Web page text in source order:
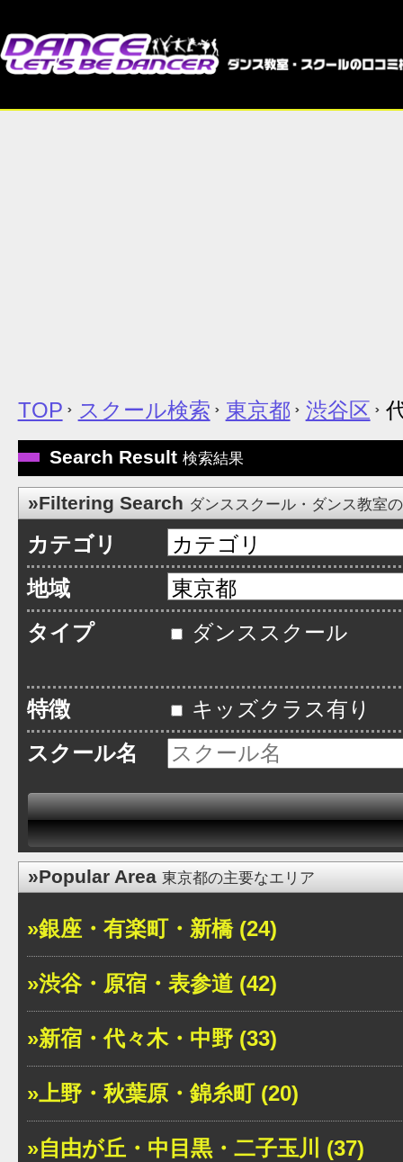
TOP スクール検索 東京都 渋谷区
Search Result 検索結果
»Filtering Search ダンススクール・ダンス教室
カテゴリ
地域
タイプ
ダンススクール
特徴
キッズクラス有り
スクール名
»Popular Area東京都の主要なエリア
»銀座・有楽町・新橋 (24)
»渋谷・原宿・表参道 (42)
»新宿・代々木・中野 (33)
»上野・秋葉原・錦糸町 (20)
»自由が丘・中目黒・二子玉川 (37)